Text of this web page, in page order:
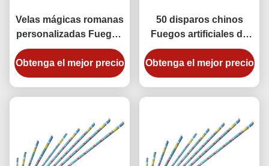
Velas mágicas romanas
personalizadas Fuegos
artificiales de consumo
60 disparos para la
fiesta de cumpleaños
Obtenga el mejor precio
50 disparos chinos
Fuegos artificiales de
velas romanas Multiplos
disparos con logotipo
personalizado
Obtenga el mejor precio